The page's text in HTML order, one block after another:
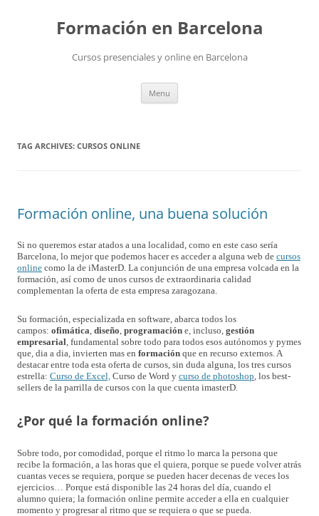
Formación en Barcelona
Cursos presenciales y online en Barcelona
Menu
TAG ARCHIVES: CURSOS ONLINE
Formación online, una buena solución
Si no queremos estar atados a una localidad, como en este caso sería
Barcelona, lo mejor que podemos hacer es acceder a alguna web de cursos
online como la de iMasterD. La conjunción de una empresa volcada en la
formación, así como de unos cursos de extraordinaria calidad
complementan la oferta de esta empresa zaragozana.
Su formación, especializada en software, abarca todos los
campos: ofimática, diseño, programación e, incluso, gestión
empresarial, fundamental sobre todo para todos esos autónomos y pymes
que, dia a dia, invierten mas en formación que en recurso externos. A
destacar entre toda esta oferta de cursos, sin duda alguna, los tres cursos
estrella: Curso de Excel, Curso de Word y curso de photoshop, los best-
sellers de la parrilla de cursos con la que cuenta imasterD.
¿Por qué la formación online?
Sobre todo, por comodidad, porque el ritmo lo marca la persona que
recibe la formación, a las horas que el quiera, porque se puede volver atrás
cuantas veces se requiera, porque se pueden hacer decenas de veces los
ejercicios… Porque está disponible las 24 horas del día, cuando el
alumno quiera; la formación online permite acceder a ella en cualquier
momento y progresar al ritmo que se requiera o que se pueda.